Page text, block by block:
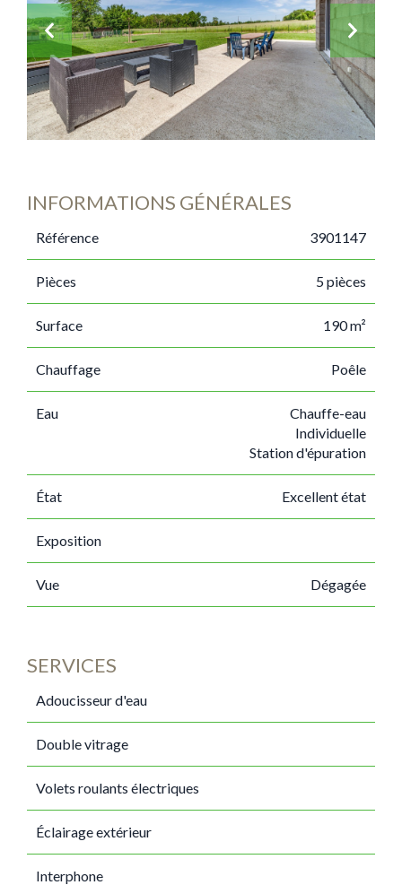
INFORMATIONS GÉNÉRALES
Référence 3901147
Pièces 5 pièces
Surface 190 m²
Chauffage Poêle
Eau
Chauffe-eau
Individuelle
Station d'épuration
État Excellent état
Exposition
Vue Dégagée
SERVICES
Adoucisseur d'eau
Double vitrage
Volets roulants électriques
Éclairage extérieur
Interphone